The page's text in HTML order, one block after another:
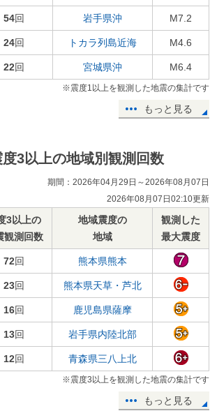
54回 岩手県沖 M7.2
24回 トカラ列島近海 M4.6
22回 宮城県沖 M6.4
※震度1以上を観測した地震の集計です
もっと見る
度3以上の地域別観測回数
期間：2026年04月29日～2026年08月07日
2026年08月07日02:10更新
3以上の
観測回数
地域震度の
地域
観測した
最大震度
72回 熊本県熊本
23回 熊本県天草・芦北
16回 鹿児島県薩摩
13回 岩手県内陸北部
12回 青森県三八上北
※震度3以上を観測した地震の集計です
もっと見る